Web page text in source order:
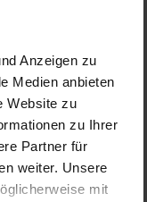
Anzeigen zu
Medien anbieten
Website zu
zu Ihrer
Partner für
weiter. Unsere
mit